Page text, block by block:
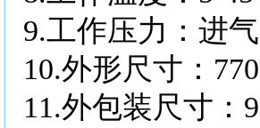
9.工作压力：进
10.外形尺寸：
11.外包装尺寸：